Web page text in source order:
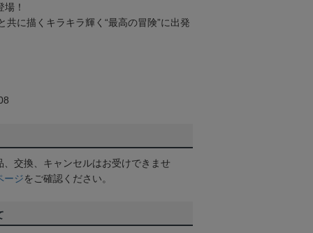
！
共に描くキラキラ輝く“最高の冒険”に出発
交換、キャンセルはお受けできませ
ージをご確認ください。